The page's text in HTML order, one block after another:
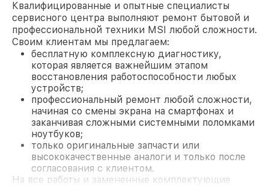
Квалифицированные и опытные специалисты
сервисного центра выполняют ремонт бытовой и
профессиональной техники MSI любой сложности.
Своим клиентам мы предлагаем:
бесплатную комплексную диагностику,
которая является важнейшим этапом
восстановления работоспособности любых
устройств;
профессиональный ремонт любой сложности,
начиная со смены экрана на смартфонах и
заканчивая сложными системными поломками
ноутбуков;
только оригинальные запчасти или
высококачественные аналоги и только после
согласования с клиентом.
На все работы и замененные комплектующие